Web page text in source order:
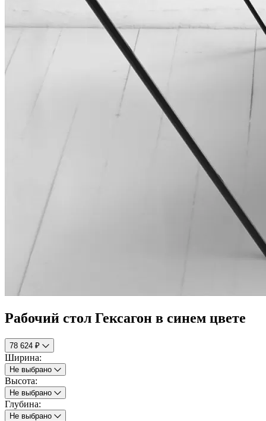
Рабочий стол Гексагон в синем цвете
78 624 ₽
Ширина:
Не выбрано
Высота:
Не выбрано
Глубина:
Не выбрано